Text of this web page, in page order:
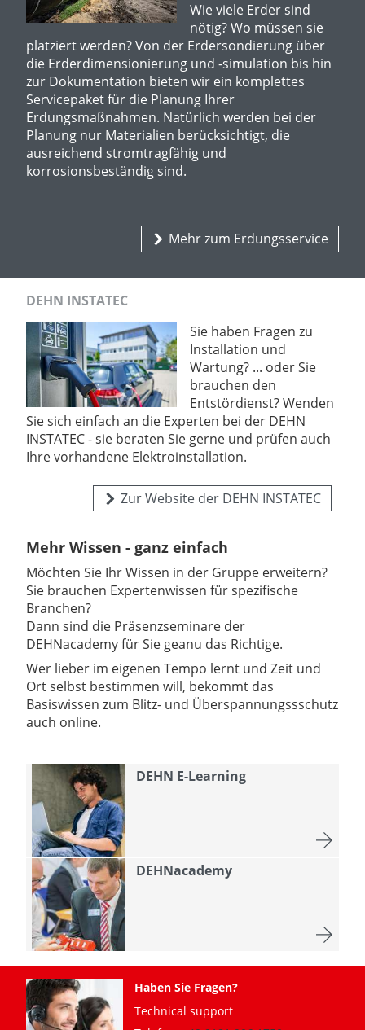
Wie viele Erder sind
nötig? Wo müssen sie
platziert werden? Von der Erdersondierung über
die Erderdimensionierung und -simulation bis hin
zur Dokumentation bieten wir ein komplettes
Servicepaket für die Planung Ihrer
Erdungsmaßnahmen. Natürlich werden bei der
Planung nur Materialien berücksichtigt, die
ausreichend stromtragfähig und
korrosionsbeständig sind.
Mehr zum Erdungsservice
DEHN INSTATEC
Sie haben Fragen zu
Installation und
Wartung? ... oder Sie
brauchen den
Entstördienst? Wenden
Sie sich einfach an die Experten bei der DEHN
INSTATEC - sie beraten Sie gerne und prüfen auch
Ihre vorhandene Elektroinstallation.
Zur Website der DEHN INSTATEC
Mehr Wissen - ganz einfach
Möchten Sie Ihr Wissen in der Gruppe erweitern?
Sie brauchen Expertenwissen für spezifische
Branchen?
Dann sind die Präsenzseminare der
DEHNacademy für Sie geanu das Richtige.
Wer lieber im eigenen Tempo lernt und Zeit und
Ort selbst bestimmen will, bekommt das
Basiswissen zum Blitz- und Überspannungssschutz
auch online.
DEHN E-Learning
DEHNacademy
Haben Sie Fragen?
Technical support